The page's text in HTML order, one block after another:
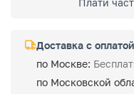
Плати
Доставка с
по Москве:
по Московской